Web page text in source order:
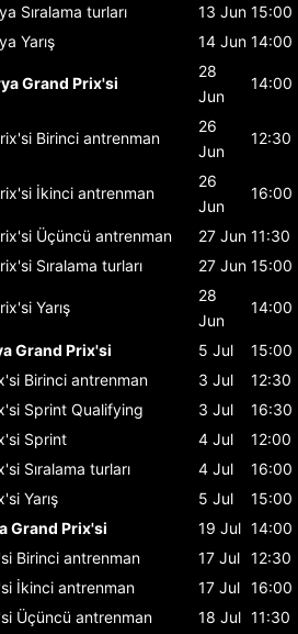
Sıralama turları 13 Jun 15:00
Yarış 14 Jun 14:00
Grand Prix'si
28
Jun
14:00
Birinci antrenman
26
Jun
12:30
İkinci antrenman
26
Jun
16:00
Üçüncü antrenman 27 Jun 11:30
Sıralama turları 27 Jun 15:00
Yarış
28
Jun
14:00
Grand Prix'si 5 Jul
15:00
Birinci antrenman 3 Jul
12:30
Sprint Qualifying 3 Jul
16:30
Sprint 4 Jul
12:00
Sıralama turları 4 Jul
16:00
Yarış 5 Jul
15:00
Grand Prix'si
19 Jul 14:00
Birinci antrenman 17 Jul 12:30
İkinci antrenman 17 Jul 16:00
Üçüncü antrenman 18 Jul 11:30